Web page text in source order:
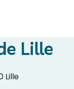
Lille
Lille